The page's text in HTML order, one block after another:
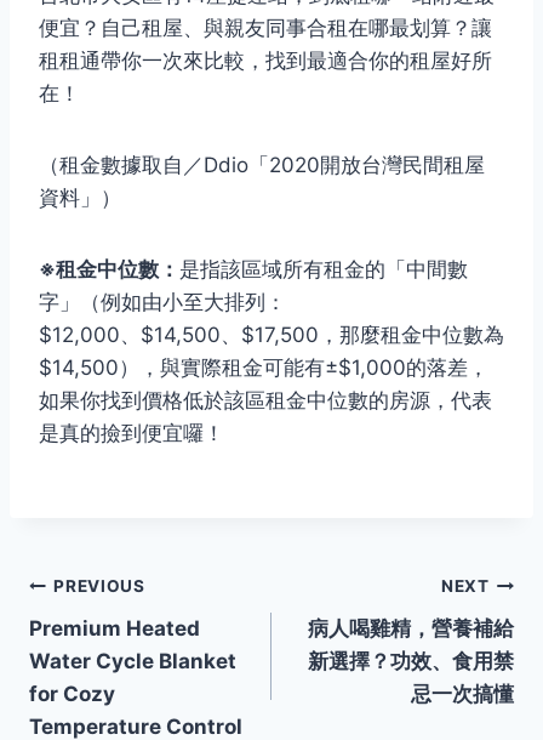
便宜？自己租屋、與親友同事合租在哪最划算？讓
租租通帶你一次來比較，找到最適合你的租屋好所
在！
（租金數據取自／Ddio「2020開放台灣民間租屋
資料」）
※租金中位數： 是指該區域所有租金的「中間數
字 」（例如由小至大排列：
$12,000、$14,500、$17,500，那麼租金中位數為
$14,500），與實際租金可能有±$1,000的落差，
如果你找到價格低於該區租金中位數的房源，代表
是真的撿到便宜囉！
Post
navigation
PREVIOUS
Premium Heated
Water Cycle Blanket
for Cozy
Temperature Control
NEXT
病人喝雞精，營養補給
新選擇？功效、食用禁
忌一次搞懂